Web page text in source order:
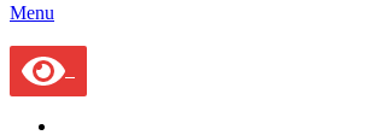
Menu